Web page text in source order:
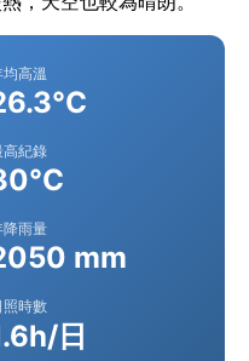
均高溫
高紀錄
降雨量
mm
照時數
日